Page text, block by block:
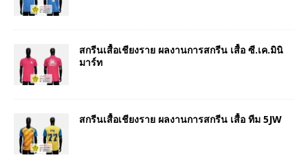
สกรีนเสื้อเชียงราย ผลงานการสกรีน เสื้อ ซี.เค.มินิ
มาร์ท
สกรีนเสื้อเชียงราย ผลงานการสกรีน เสื้อ ทีม 5JW